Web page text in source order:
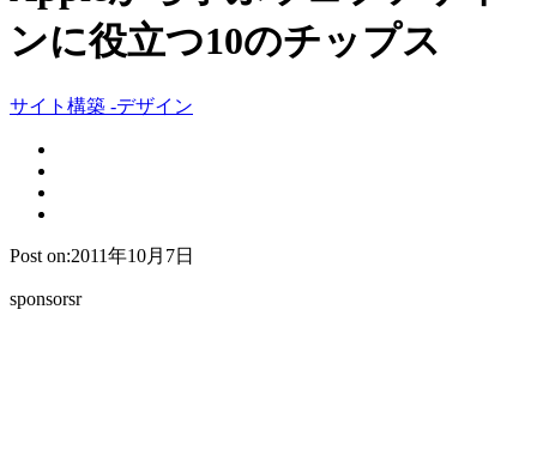
ンに役立つ10のチップス
サイト構築 -デザイン
Post on:2011年10月7日
sponsorsr